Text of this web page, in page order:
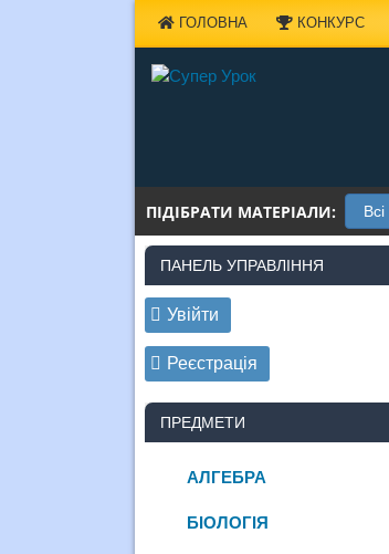
ГОЛОВНА КОНКУРС
ПІДІБРАТИ МАТЕРІАЛИ:
ПАНЕЛЬ УПРАВЛІННЯ
Увійти
Реєстрація
ПРЕДМЕТИ
АЛГЕБРА
БІОЛОГІЯ